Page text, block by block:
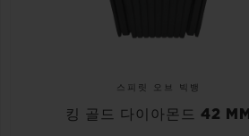
스피릿 오브 빅뱅
킹 골드 다이아몬드 42 MM